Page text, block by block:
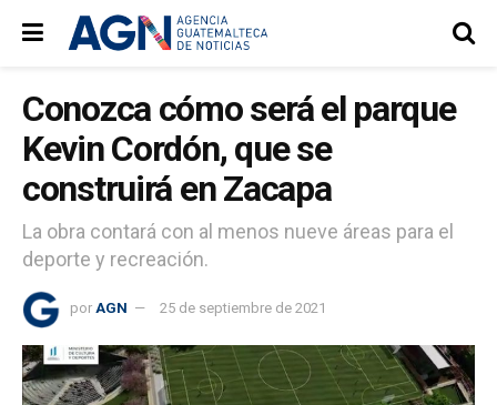
Conozca cómo será el parque
Kevin Cordón, que se
construirá en Zacapa
La obra contará con al menos nueve áreas para el
deporte y recreación.
por AGN 25 de septiembre de 2021